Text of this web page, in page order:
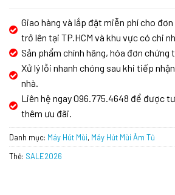
Giao hàng và lắp đặt miễn phí cho
trở lên tại TP.HCM và khu vực có chi
Sản phẩm chính hãng, hóa đơn chứng
Xử lý lỗi nhanh chóng sau khi tiếp
nhà.
Liên hệ ngay 096.775.4648 để được
thêm ưu đãi.
Danh mục: Máy Hút Mùi, Máy Hút Mùi Âm Tủ
Thẻ: SALE2026